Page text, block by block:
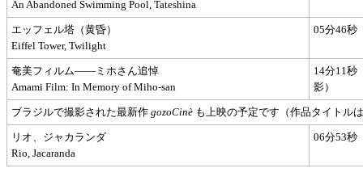
An Abandoned Swimming Pool, Tateshina
エッフェル塔（黄昏）
Eiffel Tower, Twilight
05分46秒
奄美フィルム――ミホさん追悼
Amami Film: In Memory of Miho-san
14分11秒
影）
ブラジルで撮影された最新作 gozoCinè も上映の予定です（作品タイトル
リオ、ジャカランダ
Rio, Jacaranda
06分53秒